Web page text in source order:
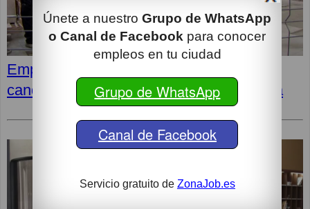
Únete a nuestro Grupo de WhatsApp
o Canal de Facebook para conocer
empleos en tu ciudad
Grupo de WhatsApp
Canal de Facebook
Servicio gratuito de ZonaJob.es
Empleos en Tragsa: Dónde presentar tu
candidatura y cómo preparar la entrevista